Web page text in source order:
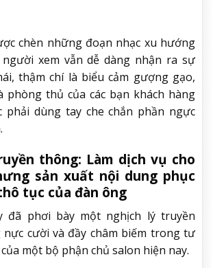
chèn những đoạn nhạc xu hướng
xem vẫn dễ dàng nhận ra sự
thậm chí là biểu cảm gượng gạo,
phòng thủ của các bạn khách hàng
phải dùng tay che chắn phần ngực
thông: Làm dịch vụ cho
sản xuất nội dung phục
tục của đàn ông
đã phơi bày một nghịch lý truyền
cười và đầy châm biếm trong tư
một bộ phận chủ salon hiện nay.